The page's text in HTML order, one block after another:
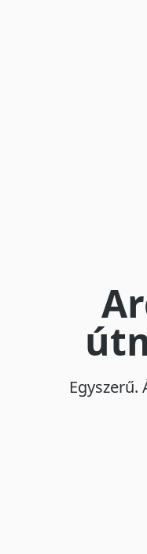
Egyszerű.